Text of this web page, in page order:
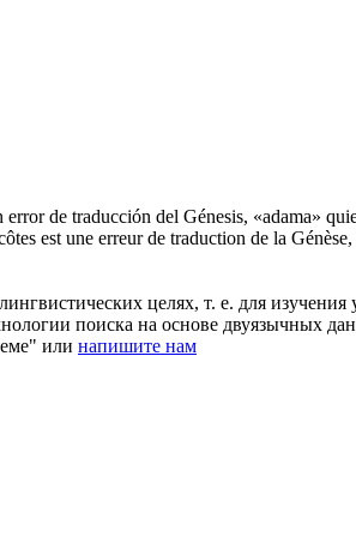
de traducción del Génesis, «adama»
est une erreur de traduction de la
целях, т. е. для
поиска на основе двуязычных
или напишите нам